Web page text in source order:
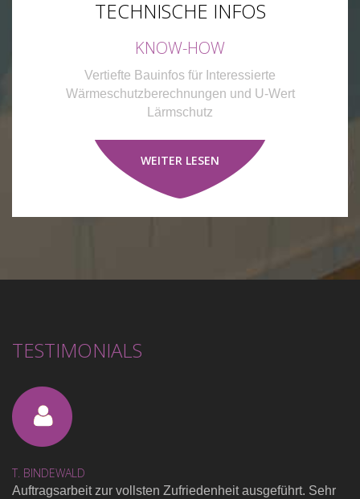
TECHNISCHE INFOS
KNOW-HOW
Vertiefte Bauinfos für Interessierte
Wärmeschutzberechnungen und U-Wert
Lärmschutz
WEITER LESEN
TESTIMONIALS
T. BINDEWALD
Auftragsarbeit zur vollsten Zufriedenheit ausgeführt. Sehr